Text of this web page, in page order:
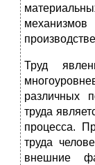
Труд
различных
труда
процесса.
труда
внешние